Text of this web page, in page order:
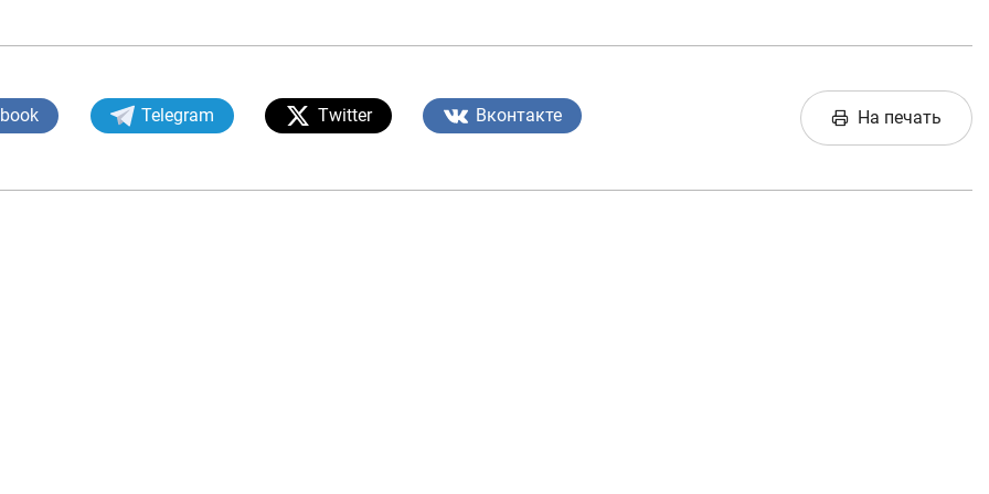
Telegram Twitter Вконтакте На печать